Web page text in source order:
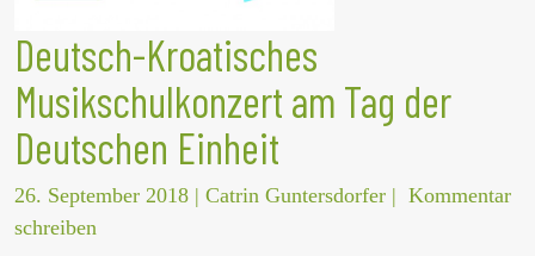
Deutsch-Kroatisches
Musikschulkonzert am Tag der
Deutschen Einheit
26. September 2018 | Catrin Guntersdorfer | Kommentar
schreiben